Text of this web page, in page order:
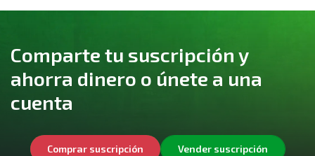
Comparte tu suscripción y
ahorra dinero o únete a una
cuenta
Comprar suscripción Vender suscripción